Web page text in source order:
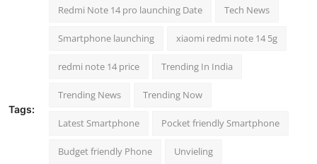
Tags:
Redmi Note 14 pro launching Date Tech News
Smartphone launching xiaomi redmi note 14 5g
redmi note 14 price Trending In India
Trending News Trending Now
Latest Smartphone Pocket friendly Smartphone
Budget friendly Phone Unvieling